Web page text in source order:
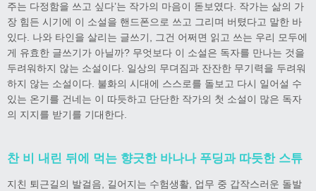
주는 다정함을 쓰고 싶다’는 작가의 마음이 돋보였다. 작가는 삶의 가
장 힘든 시기에 이 소설을 핸드폰으로 쓰고 그리며 버텼다고 말한 바
있다. 나와 타인을 살리는 글쓰기, 그건 어쩌면 읽고 쓰는 우리 모두에
게 유효한 글쓰기가 아닐까? 무엇보다 이 소설은 독자를 만나는 것을
두려워하지 않는 소설이다. 일상의 무뎌짐과 잔잔한 무기력을 두려워
하지 않는 소설이다. 불화의 시대에 스스로를 돌보고 다시 일어설 수
있는 온기를 건네는 이 따듯하고 단단한 작가의 첫 소설이 많은 독자
의 지지를 받기를 기대한다.
찬 비 내린 뒤에 먹는 향긋한 바나나 푸딩과 따듯한 스튜
지친 퇴근길의 발걸음, 길어지는 수험생활, 업무 중 갑작스러운 돌발